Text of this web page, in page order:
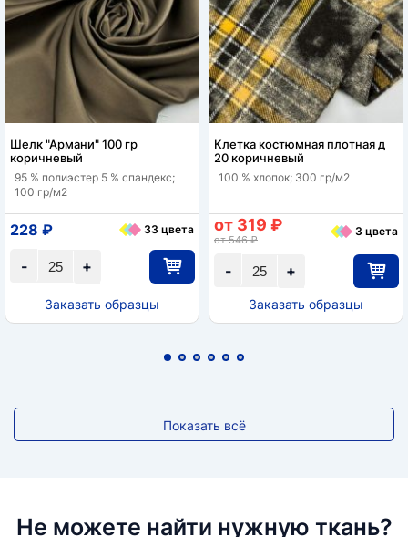
Шелк "Армани" 100 гр
коричневый
95 % полиэстер 5 % спандекс;
100 гр/м2
+
-
228 ₽ 33 цвета
Заказать образцы
Клетка костюмная плотная д
20 коричневый
100 % хлопок; 300 гр/м2
+
-
от 319 ₽
от 546 ₽
3 цвета
Заказать образцы
Показать всё
Не можете найти нужную ткань?